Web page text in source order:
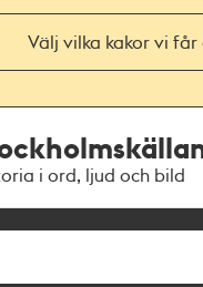
Välj vilka kakor vi får
i ord, ljud och bild